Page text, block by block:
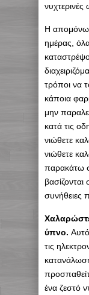
νυχτερινές
Η
ημέρας,
τρόποι να
κάποια
μην
κατά τις
νιώθετε
νιώθετε
παρακάτω
βασίζονται
συνήθειες
ύπνο.
τις
ένα ζεστό